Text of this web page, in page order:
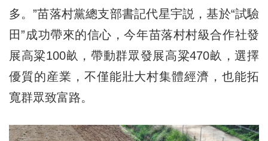
多。”苗落村黨總支部書記代星宇説，基於“試驗
田”成功帶來的信心，今年苗落村村級合作社發
展高粱100畝，帶動群眾發展高粱470畝，選擇
優質的産業，不僅能壯大村集體經濟，也能拓
寬群眾致富路。